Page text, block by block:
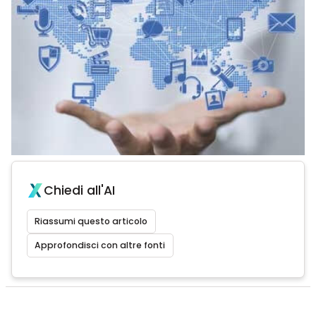
Chiedi all'AI
Riassumi questo articolo
Approfondisci con altre fonti